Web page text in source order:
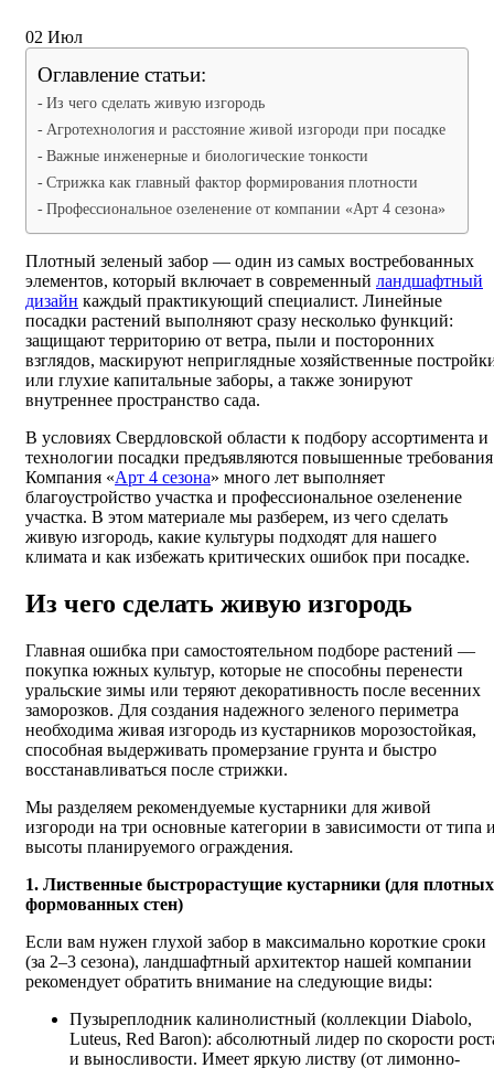
02 Июл
Оглавление статьи:
Из чего сделать живую изгородь
Агротехнология и расстояние живой изгороди при посадке
Важные инженерные и биологические тонкости
Стрижка как главный фактор формирования плотности
Профессиональное озеленение от компании «Арт 4 сезона»
Плотный зеленый забор — один из самых востребованных
элементов, который включает в современный ландшафтный
дизайн каждый практикующий специалист. Линейные
посадки растений выполняют сразу несколько функций:
защищают территорию от ветра, пыли и посторонних
взглядов, маскируют неприглядные хозяйственные
или глухие капитальные заборы, а также зонируют
внутреннее пространство сада.
В условиях Свердловской области к подбору ассортимента и
технологии посадки предъявляются повышенные
Компания «Арт 4 сезона» много лет выполняет
благоустройство участка и профессиональное озеленение
участка. В этом материале мы разберем, из чего сделать
живую изгородь, какие культуры подходят для нашего
климата и как избежать критических ошибок при посадке.
Из чего сделать живую изгородь
Главная ошибка при самостоятельном подборе растений —
покупка южных культур, которые не способны перенести
уральские зимы или теряют декоративность после весенних
заморозков. Для создания надежного зеленого периметра
необходима живая изгородь из кустарников морозостойкая,
способная выдерживать промерзание грунта и быстро
восстанавливаться после стрижки.
Мы разделяем рекомендуемые кустарники для живой
изгороди на три основные категории в зависимости от типа
высоты планируемого ограждения.
1. Лиственные быстрорастущие кустарники (для плотных
формованных стен)
Если вам нужен глухой забор в максимально короткие сроки
(за 2–3 сезона), ландшафтный архитектор нашей компании
рекомендует обратить внимание на следующие виды:
Пузыреплодник калинолистный (коллекции Diabolo,
Luteus, Red Baron): абсолютный лидер по скорости
и выносливости. Имеет яркую листву (от лимонно-